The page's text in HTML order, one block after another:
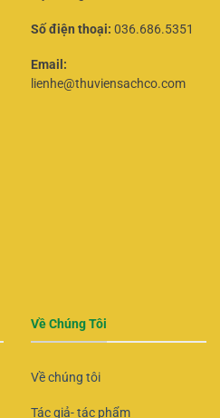
Số điện thoại: 036.686.5351
Email:
lienhe@thuviensachco.com
Về Chúng Tôi
Về chúng tôi
Tác giả- tác phẩm